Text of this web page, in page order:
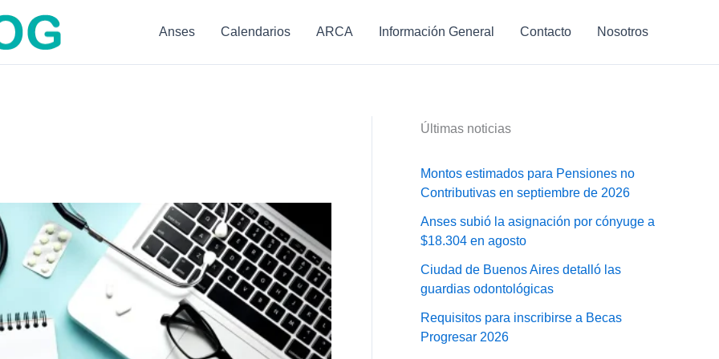
Anses Calendarios ARCA Información General Contacto Nosotros
Últimas noticias
Montos estimados para Pensiones no
Contributivas en septiembre de 2026
Anses subió la asignación por cónyuge a
$18.304 en agosto
Ciudad de Buenos Aires detalló las
guardias odontológicas
Requisitos para inscribirse a Becas
Progresar 2026